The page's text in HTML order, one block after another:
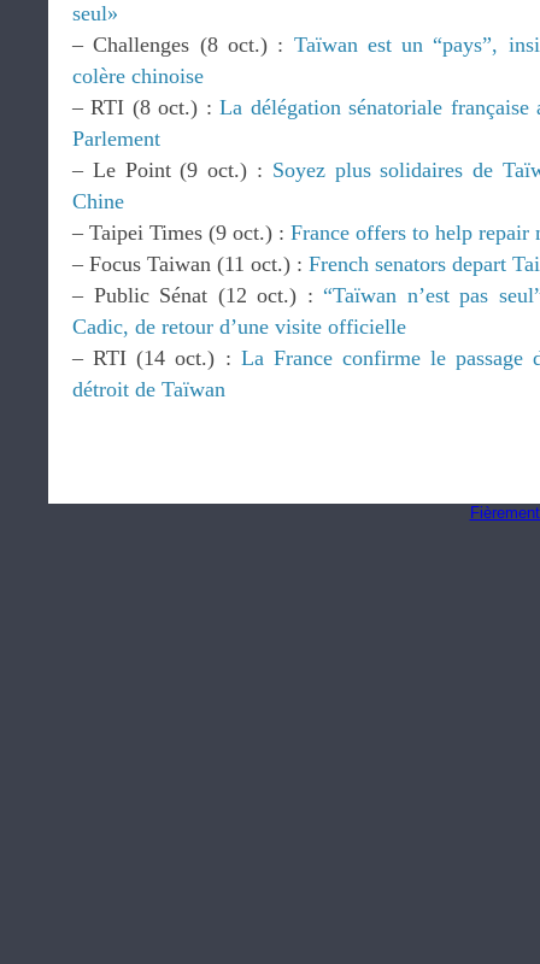
seul»
– Challenges (8 oct.) : Taïwan est un “pays”,
colère chinoise
– RTI (8 oct.) :La délégation sénatoriale
Parlement
– Le Point (9 oct.) : Soyez plus solidaires de
Chine
– Taipei Times (9 oct.) : France offers to help
– Focus Taiwan (11 oct.) : French senators depart
– Public Sénat (12 oct.) : “Taïwan n’est pas
Cadic, de retour d’une visite officielle
– RTI (14 oct.) : La France confirme le passage
détroit de Taïwan